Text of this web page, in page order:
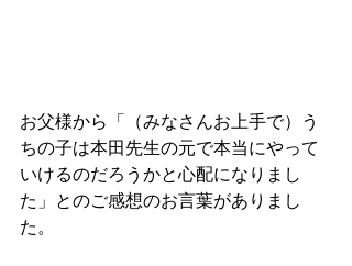
お父様から「（みなさんお上手で）う
ちの子は本田先生の元で本当にやって
いけるのだろうかと心配になりまし
た」とのご感想のお言葉がありまし
た。